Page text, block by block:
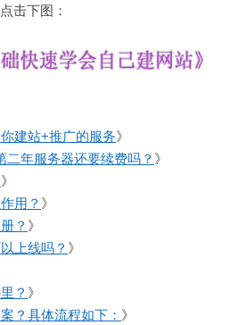
击下图：
建站+推广的服务》
二年服务器还要续费吗？ 》
》
用？ 》
？ 》
上线吗？ 》
？ 》
？具体流程如下： 》